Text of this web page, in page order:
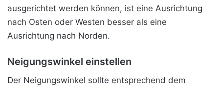
ausgerichtet werden können, ist eine Ausrichtung
nach Osten oder Westen besser als eine
Ausrichtung nach Norden.
Neigungswinkel einstellen
Der Neigungswinkel sollte entsprechend dem